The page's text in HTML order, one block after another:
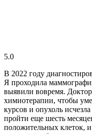
5.0
В 2022 году
Я проходила
выявили вовремя.
химиотерапии, чтобы
курсов и опухоль
пройти еще шесть
положительных клеток,